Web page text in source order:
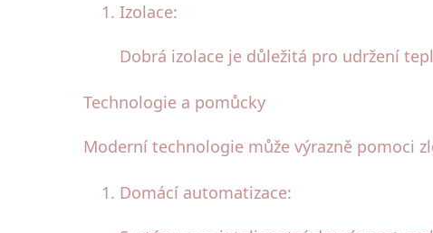
Izolace:
Dobrá izolace je důležitá pro udržení
Technologie a pomůcky
Moderní technologie může výrazně pomoci
Domácí automatizace: